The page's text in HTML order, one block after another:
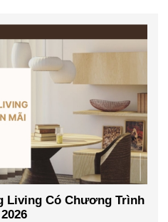
Living Có Chương Trình